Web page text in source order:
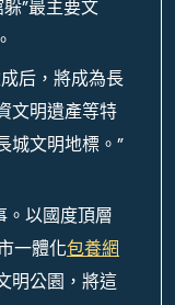
”最主要文
后，將成為長
文明遺產等特
城文明地標。”
。以國度頂層
一體化包養網
明公園，將這